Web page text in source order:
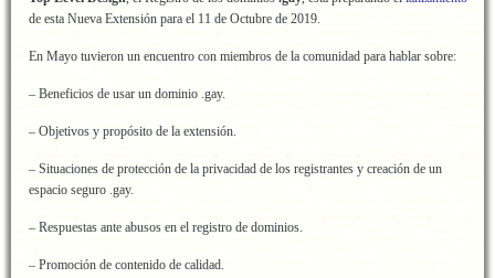
de esta Nueva Extensión para el 11 de Octubre de 2019.
En Mayo tuvieron un encuentro con miembros de la comunidad para hablar sobre:
– Beneficios de usar un dominio .gay.
– Objetivos y propósito de la extensión.
– Situaciones de protección de la privacidad de los registrantes y creación de un
espacio seguro .gay.
– Respuestas ante abusos en el registro de dominios.
– Promoción de contenido de calidad.